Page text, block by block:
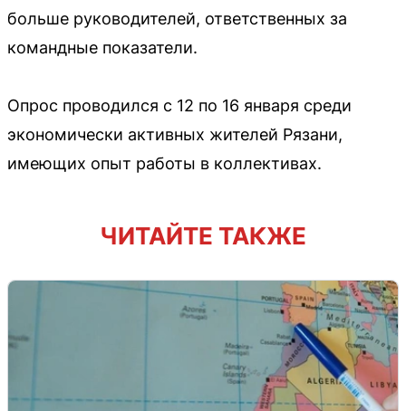
больше руководителей, ответственных за
командные показатели.
Опрос проводился с 12 по 16 января среди
экономически активных жителей Рязани,
имеющих опыт работы в коллективах.
ЧИТАЙТЕ ТАКЖЕ